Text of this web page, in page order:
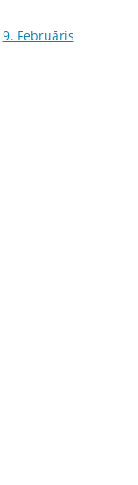
9. Februāris